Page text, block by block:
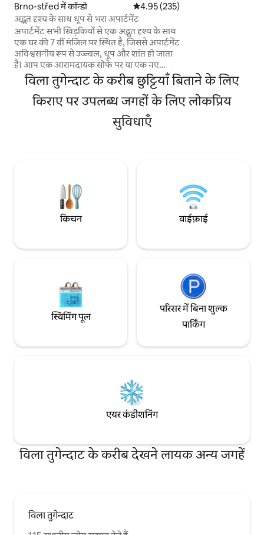
Brno-střed में कॉन्डो औसत रेटिंग 5 में से 4.95, 235 समीक्षाएँ
4.95 (235)
अद्भुत दृश्य के साथ धूप से भरा अपार्टमेंट
अपार्टमेंट सभी खिड़कियों से एक अद्भुत दृश्य के साथ
एक घर की 7 वीं मंजिल पर स्थित है, जिससे अपार्टमेंट
अविश्वसनीय रूप से उज्ज्वल, धूप और शांत हो जाता
है। आप एक आरामदायक सोफे पर या एक नए
बिस्तर में एक बेडरूम में आँगन में आराम कर सकते हैं।
गर्म गर्मी के दिन आपकी एयर कंडीशनिंग को और
अधिक सुखद बना देंगे। एक पूरी तरह से सुसज्जित
किचन और नेस्प्रेस्सो मशीन बिल्कुल मायने रखती है।
बस 10 मिनट की पैदल दूरी आपको ब्रनो के केंद्र में ले
जाएगी। गैस्ट्रोनॉमी, स्मारकों, पार्कों, खेल और
विला तुगेन्दाट के करीब छुट्टियाँ बिताने के लिए
किराए पर उपलब्ध जगहों के लिए लोकप्रिय
सुविधाएँ
किचन वाईफ़ाई
स्विमिंग पूल
परिसर में बिना शुल्क
पार्किंग
एयर कंडीशनिंग
विला तुगेन्दाट के करीब देखने लायक अन्य जगहें
विला तुगेन्दाट